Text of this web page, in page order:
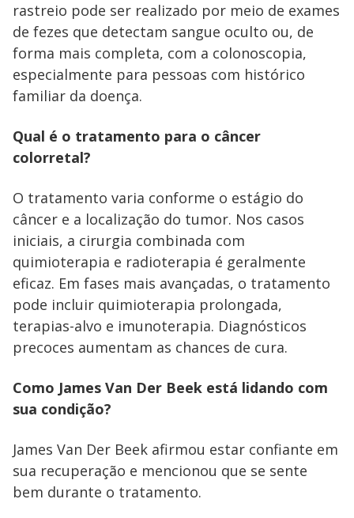
rastreio pode ser realizado por meio de exames
de fezes que detectam sangue oculto ou, de
forma mais completa, com a colonoscopia,
especialmente para pessoas com histórico
familiar da doença.
Qual é o tratamento para o câncer
colorretal?
O tratamento varia conforme o estágio do
câncer e a localização do tumor. Nos casos
iniciais, a cirurgia combinada com
quimioterapia e radioterapia é geralmente
eficaz. Em fases mais avançadas, o tratamento
pode incluir quimioterapia prolongada,
terapias-alvo e imunoterapia. Diagnósticos
precoces aumentam as chances de cura.
Como James Van Der Beek está lidando com
sua condição?
James Van Der Beek afirmou estar confiante em
sua recuperação e mencionou que se sente
bem durante o tratamento.